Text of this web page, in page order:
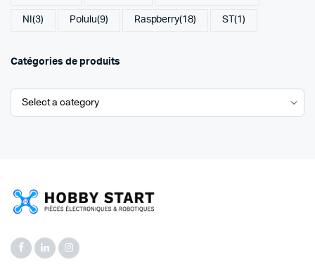
NI (3) Polulu(9) Raspberry(18) ST(1)
Catégories de produits